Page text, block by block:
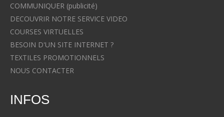
COMMUNIQUER (publicité)
DECOUVRIR NOTRE SERVICE VIDEO
COURSES VIRTUELLES
BESOIN D'UN SITE INTERNET ?
TEXTILES PROMOTIONNELS
NOUS CONTACTER
INFOS